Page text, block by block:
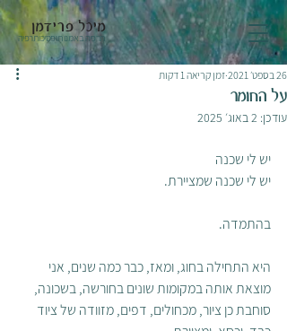
מיכל פרידמן
תרפיה באמנות ופסיכותרפיה
על החומר
26 בספט׳ 2021 זמן קריאה 1 דקות
עודכן: 2 באוג׳ 2025
יש לי שכנה
יש לי שכנה שמציירת.
בהתמדה.
היא התחילה בחוג, ומאז, כבר כמה שנים, אני
מוצאת אותה במקומות שונים בחורשה, בשכונה,
סוחבת כן ציור, מכחולים, דפים, מזוודה של ציוד